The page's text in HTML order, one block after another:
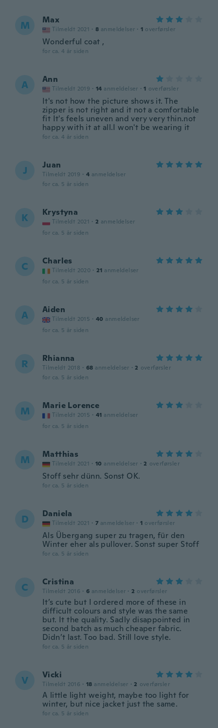
M Max
Tilmeldt 2021 · 8 anmeldelser · 1 overførsler
Wonderful coat ,
for ca. 4 år siden
A Ann
Tilmeldt 2019 · 14 anmeldelser · 1 overførsler
It's not how the picture shows it. The
zipper is not right and it not a comfortable
fit It's feels uneven and very very thin.not
happy with it at all.I won't be wearing it
for ca. 4 år siden
J Juan
Tilmeldt 2019 · 4 anmeldelser
for ca. 5 år siden
K Krystyna
Tilmeldt 2021 · 2 anmeldelser
for ca. 5 år siden
C Charles
Tilmeldt 2020 · 21 anmeldelser
for ca. 5 år siden
A Aiden
Tilmeldt 2015 · 40 anmeldelser
for ca. 5 år siden
R Rhianna
Tilmeldt 2018 · 68 anmeldelser · 2 overførsler
for ca. 5 år siden
M Marie Lorence
Tilmeldt 2015 · 41 anmeldelser
for ca. 5 år siden
M Matthias
Tilmeldt 2021 · 10 anmeldelser · 2 overførsler
Stoff sehr dünn. Sonst OK.
for ca. 5 år siden
D Daniela
Tilmeldt 2021 · 7 anmeldelser · 1 overførsler
Als Übergang super zu tragen, für den
Winter eher als pullover. Sonst super Stoff
for ca. 5 år siden
C Cristina
Tilmeldt 2016 · 6 anmeldelser · 2 overførsler
It’s cute but I ordered more of these in
difficult colours and style was the same
but. It the quality. Sadly disappointed in
second batch as much cheaper fabric.
Didn’t last. Too bad. Still love style.
for ca. 5 år siden
V Vicki
Tilmeldt 2016 · 18 anmeldelser · 2 overførsler
A little light weight, maybe too light for
winter, but nice jacket just the same.
for ca. 5 år siden